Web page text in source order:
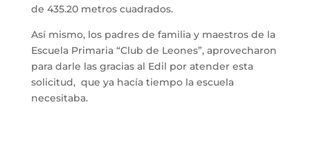
de 435.20 metros cuadrados.
Así mismo, los padres de familia y maestros de la
Escuela Primaria “Club de Leones”, aprovecharon
para darle las gracias al Edil por atender esta
solicitud, que ya hacía tiempo la escuela
necesitaba.